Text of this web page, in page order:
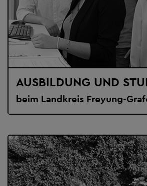
AUSBILDUNG UND
beim Landkreis Freyung-